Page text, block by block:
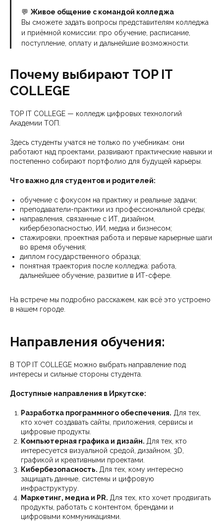
💬 Живое общение с командой колледжа
Вы сможете задать вопросы представителям колледжа
и приёмной комиссии: про обучение, расписание,
поступление, оплату и дальнейшие возможности.
Почему выбирают TOP IT
COLLEGE
TOP IT COLLEGE — колледж цифровых технологий
Академии ТОП.
Здесь студенты учатся не только по учебникам: они
работают над проектами, развивают практические навыки и
постепенно собирают портфолио для будущей карьеры.
Что важно для студентов и родителей:
обучение с фокусом на практику и реальные задачи;
преподаватели-практики из профессиональной среды;
направления, связанные с ИТ, дизайном,
кибербезопасностью, ИИ, медиа и бизнесом;
стажировки, проектная работа и первые карьерные шаги
во время обучения;
диплом государственного образца;
понятная траектория после колледжа: работа,
дальнейшее обучение, развитие в ИТ-сфере.
На встрече мы подробно расскажем, как всё это устроено
в нашем городе.
Направления обучения:
В TOP IT COLLEGE можно выбрать направление под
интересы и сильные стороны студента.
Доступные направления в Иркутске:
Разработка программного обеспечения. Для тех,
кто хочет создавать сайты, приложения, сервисы и
цифровые продукты.
Компьютерная графика и дизайн. Для тех, кто
интересуется визуальной средой, дизайном, 3D,
графикой и креативными проектами.
Кибербезопасность. Для тех, кому интересно
защищать данные, системы и цифровую
инфраструктуру.
Маркетинг, медиа и PR. Для тех, кто хочет продвигать
продукты, работать с контентом, брендами и
цифровыми коммуникациями.